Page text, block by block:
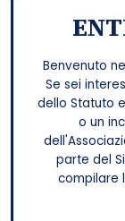
Benvenuto
Se sei
dello Statuto
o un
parte del
compilare